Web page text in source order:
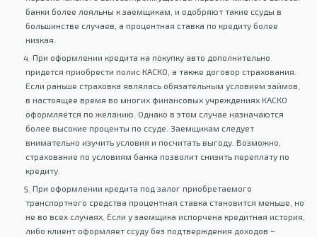
банки более лояльны к заемщикам, и одобряют такие ссуды в
большинстве случаев, а процентная ставка по кредиту более
низкая.
При оформлении кредита на покупку авто дополнительно
придется приобрести полис КАСКО, а также договор страхования.
Если раньше страховка являлась обязательным условием займов,
в настоящее время во многих финансовых учреждениях КАСКО
оформляется по желанию. Однако в этом случае назначаются
более высокие проценты по ссуде. Заемщикам следует
внимательно изучить условия и посчитать выгоду. Возможно,
страхование по условиям банка позволит снизить переплату по
кредиту.
При оформлении кредита под залог приобретаемого
транспортного средства процентная ставка становится меньше, но
не во всех случаях. Если у заемщика испорчена кредитная история,
либо клиент оформляет ссуду без подтверждения доходов –